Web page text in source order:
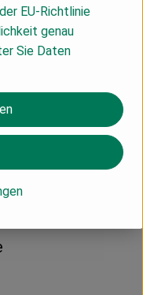
EU-Richtlinie
genau
Sie Daten